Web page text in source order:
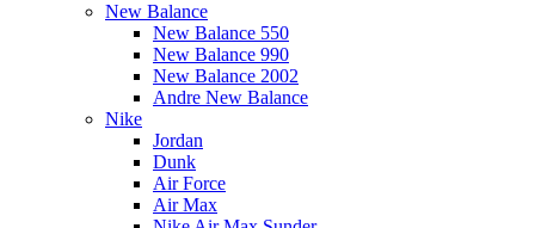
New Balance
New Balance 550
New Balance 990
New Balance 2002
Andre New Balance
Nike
Jordan
Dunk
Air Force
Air Max